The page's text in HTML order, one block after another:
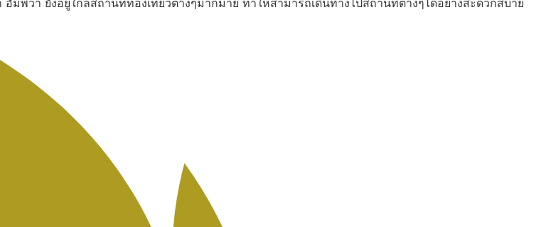
พวา ยังอยู่ใกล้สถานที่ท่องเที่ยวต่างๆมากมาย ทำให้สามารถเดินทางไปสถานที่ต่างๆได้อย่างสะดวกสบาย